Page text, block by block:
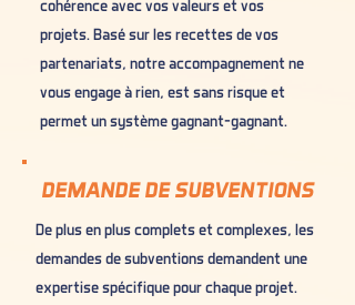
cohérence avec vos valeurs et vos
projets. Basé sur les recettes de vos
partenariats, notre accompagnement ne
vous engage à rien, est sans risque et
permet un système gagnant-gagnant.
DEMANDE DE SUBVENTIONS
De plus en plus complets et complexes, les
demandes de subventions demandent une
expertise spécifique pour chaque projet.